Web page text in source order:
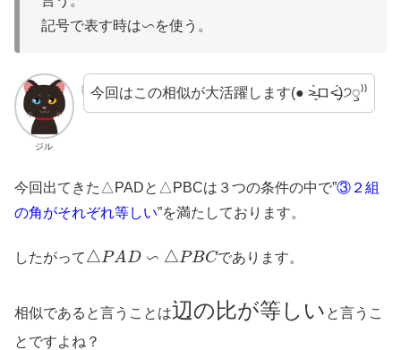
記号で表す時は
を使う。
ジル
今回はこの相似が大活躍します(● ˃̶͈̀ロ˂̶͈́)੭ꠥ⁾⁾
今回出てきた△PADと△PBCは３つの条件の中で”③２組
の角がそれぞれ等しい”を満たしております。
したがって
△ PA D∽ P BC
であります。
相似であると言うことは辺の比が等しい と言うこ
とですよね？